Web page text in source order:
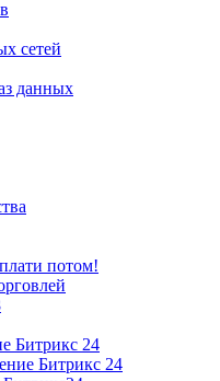
сетей
данных
потом!
Битрикс 24
Битрикс 24